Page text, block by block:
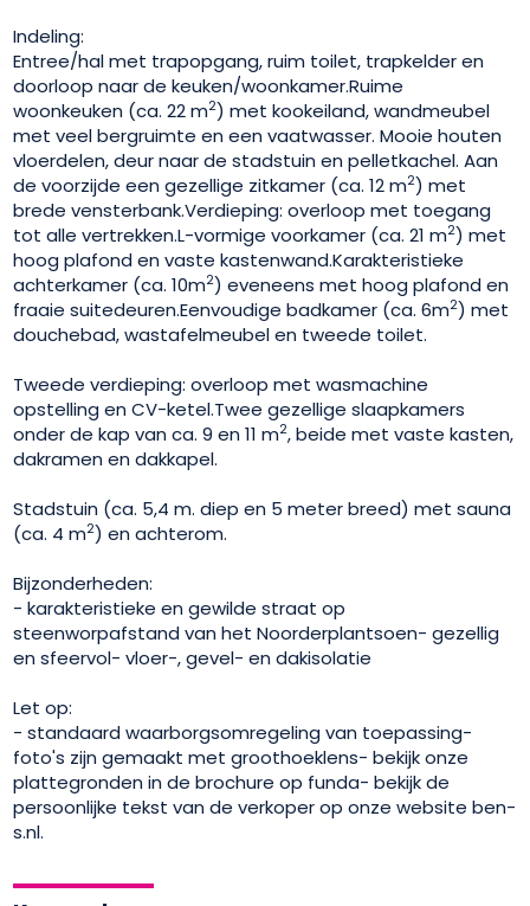
Indeling:
Entree/hal met trapopgang, ruim toilet, trapkelder en
doorloop naar de keuken/woonkamer.Ruime
woonkeuken (ca. 22 m2) met kookeiland, wandmeubel
met veel bergruimte en een vaatwasser. Mooie houten
vloerdelen, deur naar de stadstuin en pelletkachel. Aan
de voorzijde een gezellige zitkamer (ca. 12 m2) met
brede vensterbank.Verdieping: overloop met toegang
tot alle vertrekken.L-vormige voorkamer (ca. 21 m2) met
hoog plafond en vaste kastenwand.Karakteristieke
achterkamer (ca. 10m2) eveneens met hoog plafond en
fraaie suitedeuren.Eenvoudige badkamer (ca. 6m2) met
douchebad, wastafelmeubel en tweede toilet.
Tweede verdieping: overloop met wasmachine
opstelling en CV-ketel.Twee gezellige slaapkamers
onder de kap van ca. 9 en 11 m2, beide met vaste kasten,
dakramen en dakkapel.
Stadstuin (ca. 5,4 m. diep en 5 meter breed) met sauna
(ca. 4 m2) en achterom.
Bijzonderheden:
- karakteristieke en gewilde straat op
steenworpafstand van het Noorderplantsoen- gezellig
en sfeervol- vloer-, gevel- en dakisolatie
Let op:
- standaard waarborgsomregeling van toepassing-
foto's zijn gemaakt met groothoeklens- bekijk onze
plattegronden in de brochure op funda- bekijk de
persoonlijke tekst van de verkoper op onze website ben-
s.nl.